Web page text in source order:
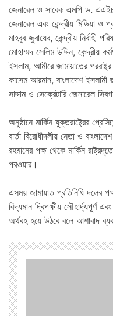
জেনারেল ও সাবেক এমপি ড.
জেনারেল এবং কেন্দ্রীয় মিডিয়া ও
মাহবুব জুবায়ের, কেন্দ্রীয়
মোহাম্মদ সেলিম উদ্দিন, কেন্দ্রীয়
ইসলাম, আমীরে জামায়াতের
কাসেম আরমান, বাংলাদেশ ইসলামী
সাদ্দাম ও সেক্রেটারি জেনারেল
অনুষ্ঠানে মার্কিন যুক্তরাষ্ট্রের
বার্তা বিরোধীদলীয় নেতা ও
রহমানের পক্ষ থেকে মার্কিন
পরওয়ার।
এসময় জামায়াত প্রতিনিধি দলের
বিদ্যমান দ্বিপক্ষীয়
অর্থবহ হয়ে উঠবে বলে আশাবাদ